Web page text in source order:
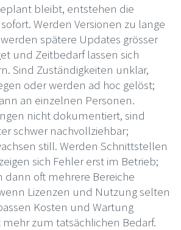
bleibt, entstehen die
Werden Versionen zu lange
spätere Updates grösser
und Zeitbedarf lassen sich
Sind Zuständigkeiten unklar,
oder werden ad hoc gelöst;
an einzelnen Personen.
nicht dokumentiert, sind
schwer nachvollziehbar;
still. Werden Schnittstellen
sich Fehler erst im Betrieb;
dann oft mehrere Bereiche
Lizenzen und Nutzung selten
Kosten und Wartung
zum tatsächlichen Bedarf.